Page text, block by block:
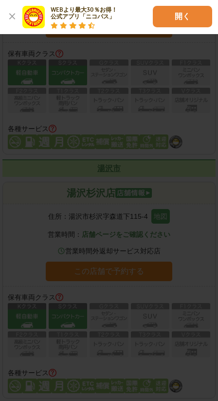
WEBより最大30％お得！
公式アプリ「ニコパス」
開く
営業時間：店舗ページをご確認ください
この店舗で予約する
保有車両クラス
各種サービス
湯沢市
湯沢杉沢店
住所： 湯沢市杉沢字森道下115-4 地図
営業時間： 店舗ページをご確認ください
営業時間外返却サービス対応店
この店舗で予約する
保有車両クラス
各種サービス